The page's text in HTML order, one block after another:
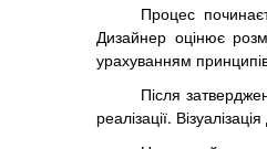
Процес
Дизайнер оцінює
урахуванням
Після
реалізації.